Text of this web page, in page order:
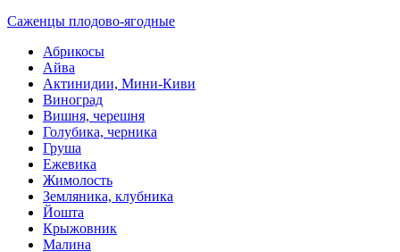
Саженцы плодово-ягодные
Абрикосы
Айва
Актинидии, Мини-Киви
Виноград
Вишня, черешня
Голубика, черника
Груша
Ежевика
Жимолость
Земляника, клубника
Йошта
Крыжовник
Малина